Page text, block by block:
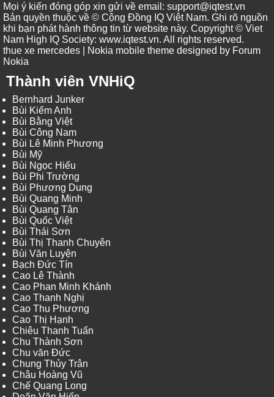
Mọi ý kiến đóng góp xin gửi về email: support@iqtest.vn
Bản quyền thuộc về © Cộng Đồng IQ Việt Nam. Ghi rõ nguồn
khi bạn phát hành thông tin từ website này. Copyright © Viet
Nam High IQ Society: www.iqtest.vn. All rights reserved.
thue xe mercedes | Nokia mobile theme designed by Forum
Nokia
Thành viên VNHiQ
Bernhard Junker
Bùi Kiếm Anh
Bùi Bằng Việt
Bùi Công Nam
Bùi Lê Minh Phương
Bùi Mỹ
Bùi Ngọc Hiếu
Bùi Phi Trường
Bùi Phương Dung
Bùi Quang Minh
Bùi Quang Tân
Bùi Quốc Việt
Bùi Thái Sơn
Bùi Thị Thanh Chuyên
Bùi Văn Luyện
Bạch Đức Tín
Cao Lê Thành
Cao Phan Minh Khánh
Cao Thanh Nghị
Cao Thu Phương
Cao Thị Hạnh
Chiêu Thanh Tuấn
Chu Thành Sơn
Chu văn Đức
Chung Thủy Trân
Châu Hoàng Vũ
Chế Quang Long